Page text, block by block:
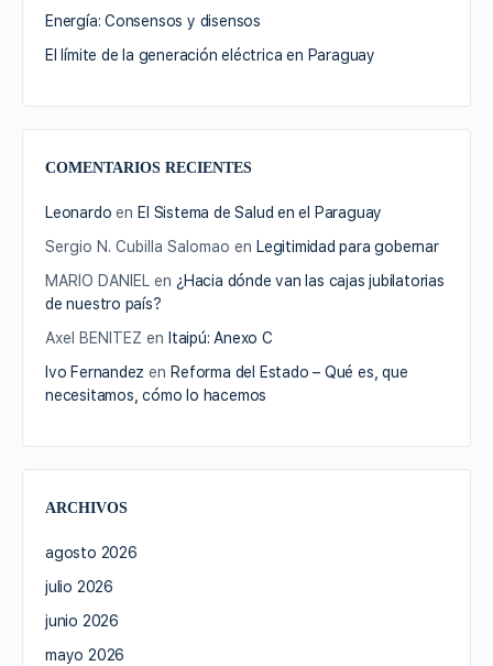
Energía: Consensos y disensos
El límite de la generación eléctrica en Paraguay
COMENTARIOS RECIENTES
Leonardo en El Sistema de Salud en el Paraguay
Sergio N. Cubilla Salomao en Legitimidad para gobernar
MARIO DANIEL en ¿Hacia dónde van las cajas jubilatorias
de nuestro país?
Axel BENITEZ en Itaipú: Anexo C
Ivo Fernandez en Reforma del Estado – Qué es, que
necesitamos, cómo lo hacemos
ARCHIVOS
agosto 2026
julio 2026
junio 2026
mayo 2026